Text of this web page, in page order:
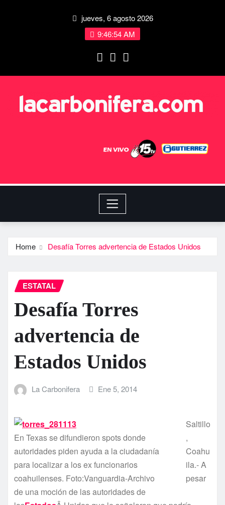
jueves, 6 agosto 2026
9:46:54 AM
Home Desafí­a Torres advertencia de Estados Unidos
ESTATAL
Desafí­a Torres
advertencia de
Estados Unidos
La Carbonifera Ene 5, 2014
En Texas se difundieron spots donde
autoridades piden ayuda a la ciudadaní­a
para localizar a los ex funcionarios
coahuilenses. Foto:Vanguardia-Archivo
Saltillo
,
Coahu
ila.- A
pesar
de una moción de las autoridades de